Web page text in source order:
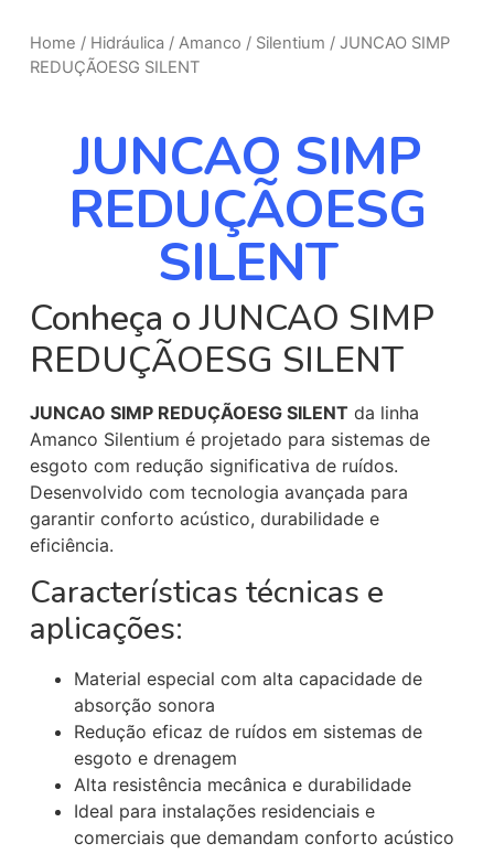
Home / Hidráulica / Amanco / Silentium / JUNCAO SIMP
REDUÇÃOESG SILENT
JUNCAO SIMP
REDUÇÃOESG
SILENT
Conheça o JUNCAO SIMP
REDUÇÃOESG SILENT
JUNCAO SIMP REDUÇÃOESG SILENT da linha
Amanco Silentium é projetado para sistemas de
esgoto com redução significativa de ruídos.
Desenvolvido com tecnologia avançada para
garantir conforto acústico, durabilidade e
eficiência.
Características técnicas e
aplicações:
Material especial com alta capacidade de
absorção sonora
Redução eficaz de ruídos em sistemas de
esgoto e drenagem
Alta resistência mecânica e durabilidade
Ideal para instalações residenciais e
comerciais que demandam conforto acústico